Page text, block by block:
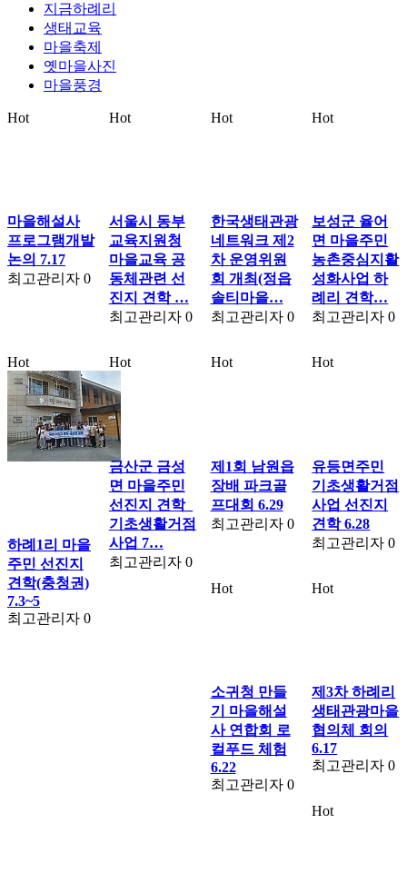
지금하례리
생태교육
마을축제
옛마을사진
마을풍경
Hot
마을해설사
프로그램개발
논의 7.17
최고관리자 0
Hot
서울시 동부
교육지원청
마을교육 공
동체관련 선
진지 견학 …
최고관리자 0
Hot
한국생태관광
네트워크 제2
차 운영위원
회 개최(정읍
솔티마을…
최고관리자 0
Hot
보성군 율어
면 마을주민
농촌중심지활
성화사업 하
례리 견학…
최고관리자 0
Hot
하례1리 마을
주민 선진지
견학(충청권)
7.3~5
최고관리자 0
Hot
금산군 금성
면 마을주민
선진지 견학_
기초생활거점
사업 7…
최고관리자 0
Hot
제1회 남원읍
장배 파크골
프대회 6.29
최고관리자 0
Hot
유등면주민
기초생활거점
사업 선진지
견학 6.28
최고관리자 0
Hot
소귀청 만들
기 마을해설
사 연합회 로
컬푸드 체험
6.22
최고관리자 0
Hot
제3차 하례리
생태관광마을
협의체 회의
6.17
최고관리자 0
Hot